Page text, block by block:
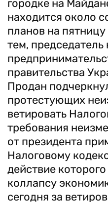
городке на
находится около
планов на
тем, председатель
правительства
Продан
протестующих
ветировать
требования
от президента
Налоговому
действие
коллапсу
сегодня за